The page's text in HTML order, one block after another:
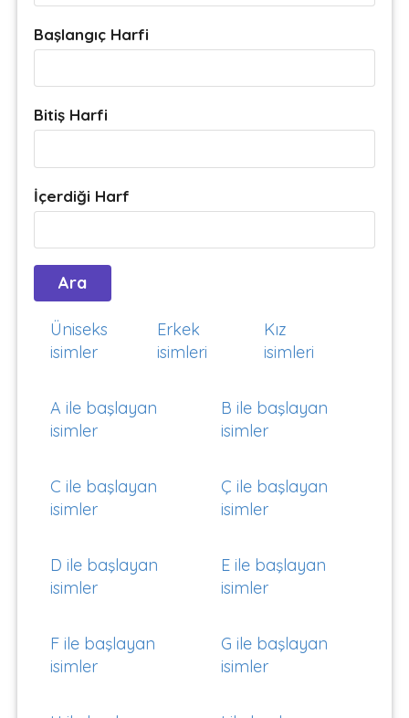
Başlangıç Harfi
Bitiş Harfi
İçerdiği Harf
Üniseks
isimler
Erkek
isimleri
Kız
isimleri
A ile başlayan
isimler
B ile başlayan
isimler
C ile başlayan
isimler
Ç ile başlayan
isimler
D ile başlayan
isimler
E ile başlayan
isimler
F ile başlayan
isimler
G ile başlayan
isimler